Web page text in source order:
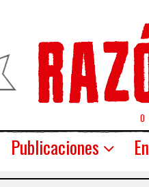
Publicaciones